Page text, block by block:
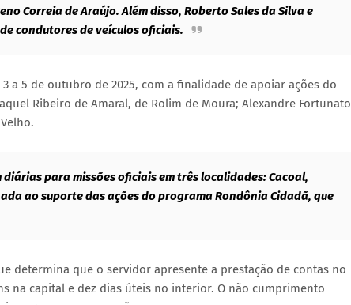
Correia de Araújo. Além disso, Roberto Sales da Silva e
condutores de veículos oficiais.
a 5 de outubro de 2025, com a finalidade de apoiar ações do
Ribeiro de Amaral, de Rolim de Moura; Alexandre Fortunato
para missões oficiais em três localidades: Cacoal,
ao suporte das ações do programa Rondônia Cidadã, que
determina que o servidor apresente a prestação de contas no
na capital e dez dias úteis no interior. O não cumprimento